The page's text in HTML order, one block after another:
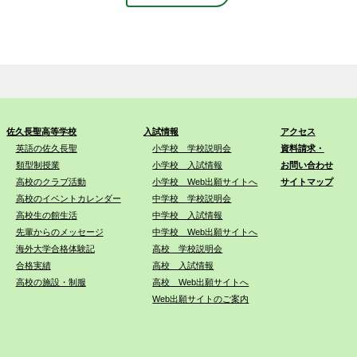
佐久長聖高等学校
英語の佐久長聖
類型制授業
高校のクラブ活動
高校のイベントカレンダー
高校生の館生活
先輩からのメッセージ
海外大学合格体験記
合格実績
高校の施設・制服
入試情報
小学校 学校説明会
小学校 入試情報
小学校 Web出願サイトへ
中学校 学校説明会
中学校 入試情報
中学校 Web出願サイトへ
高校 学校説明会
高校 入試情報
高校 Web出願サイトへ
Web出願サイトのご案内
アクセス
資料請求・
お問い合わせ
サイトマップ